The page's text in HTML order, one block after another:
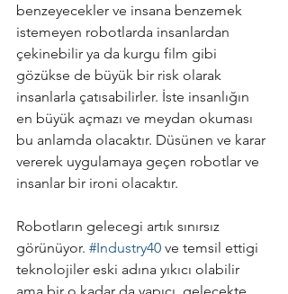
benzeyecekler ve insana benzemek
istemeyen robotlarda insanlardan
çekinebilir ya da kurgu film gibi
gözükse de büyük bir risk olarak
insanlarla çatısabilirler. İste insanlığın
en büyük açmazı ve meydan okuması
bu anlamda olacaktır. Düsünen ve karar
vererek uygulamaya geçen robotlar ve
insanlar bir ironi olacaktır.
Robotların gelecegi artık sınırsız
görünüyor. #Industry40 ve temsil ettigi
teknolojiler eski adına yıkıcı olabilir